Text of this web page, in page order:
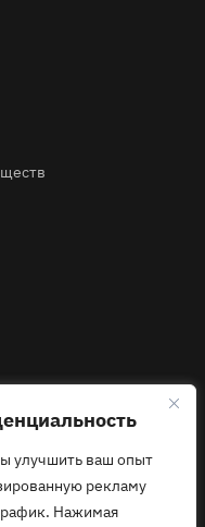
улучшить ваш опыт
рекламу
Нажимая